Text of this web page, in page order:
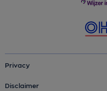
Privacy
Disclaimer